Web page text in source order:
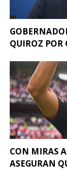
QUIROZ POR
CON MIRAS
ASEGURAN